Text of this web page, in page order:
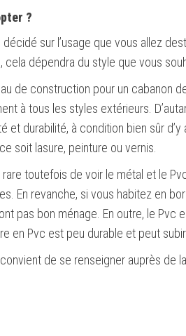
?
décidé sur l’usage que vous allez
cela dépendra du style que vous
de construction pour un cabanon
à tous les styles extérieurs.
et durabilité, à condition bien sûr
soit lasure, peinture ou vernis.
rare toutefois de voir le métal et le
En revanche, si vous habitez en
pas bon ménage. En outre, le
en Pvc est peu durable et peut
de se renseigner auprès de